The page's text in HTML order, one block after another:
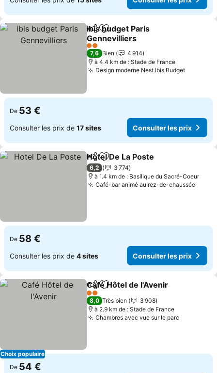
PartagerAjouter à mes favoris
ibis budget Paris
Gennevilliers
2 Étoiles
7,6 Bien
4 914
à 4.4 km de : Stade de France
Design moderne Nest Ibis Budget
De 53 €
Consulter les prix de 17 sites Consulter les prix
PartagerAjouter à mes favoris
Hotel De La Poste
6,2
3 774
à 1.4 km de : Basilique du Sacré-Coeur
Café-bar animé au rez-de-chaussée
De 58 €
Consulter les prix de 4 sites Consulter les prix
Choix populaire
PartagerAjouter à mes favoris
Café Hôtel de l'Avenir
2 Étoiles
8,0 Très bien
3 908
à 2.9 km de : Stade de France
Chambres avec vue sur le parc
De 54 €